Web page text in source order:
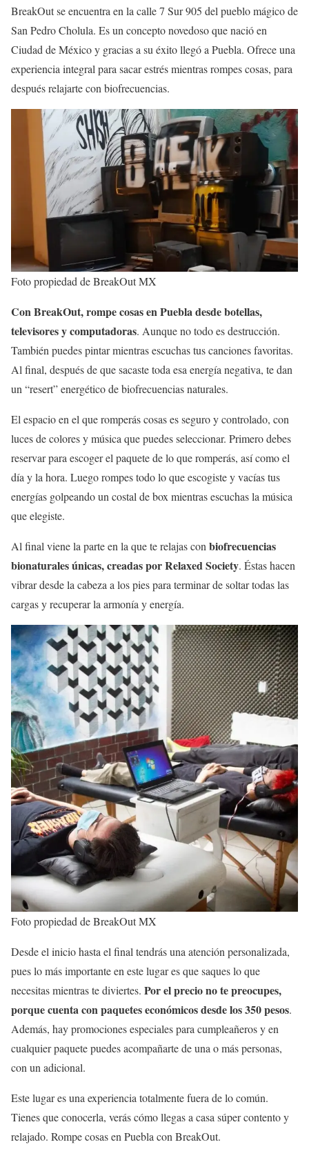
BreakOut se encuentra en la calle 7 Sur 905 del pueblo mágico de
San Pedro Cholula. Es un concepto novedoso que nació en
Ciudad de México y gracias a su éxito llegó a Puebla. Ofrece una
experiencia integral para sacar estrés mientras rompes cosas, para
después relajarte con biofrecuencias.
Foto propiedad de BreakOut MX
Con BreakOut, rompe cosas en Puebla desde botellas,
televisores y computadoras. Aunque no todo es destrucción.
También puedes pintar mientras escuchas tus canciones favoritas.
Al final, después de que sacaste toda esa energía negativa, te dan
un “resert” energético de biofrecuencias naturales.
El espacio en el que romperás cosas es seguro y controlado, con
luces de colores y música que puedes seleccionar. Primero debes
reservar para escoger el paquete de lo que romperás, así como el
día y la hora. Luego rompes todo lo que escogiste y vacías tus
energías golpeando un costal de box mientras escuchas la música
que elegiste.
Al final viene la parte en la que te relajas conbiofrecuencias
bionaturales únicas, creadas por Relaxed Society. Éstas hacen
vibrar desde la cabeza a los pies para terminar de soltar todas las
cargas y recuperar la armonía y energía.
Foto propiedad de BreakOut MX
Desde el inicio hasta el final tendrás una atención personalizada,
pues lo más importante en este lugar es que saques lo que
necesitas mientras te diviertes. Por el precio no te preocupes,
porque cuenta con paquetes económicos desde los 350 pesos.
Además, hay promociones especiales para cumpleañeros y en
cualquier paquete puedes acompañarte de una o más personas,
con un adicional.
Este lugar es una experiencia totalmente fuera de lo común.
Tienes que conocerla, verás cómo llegas a casa súper contento y
relajado. Rompe cosas en Puebla con BreakOut.